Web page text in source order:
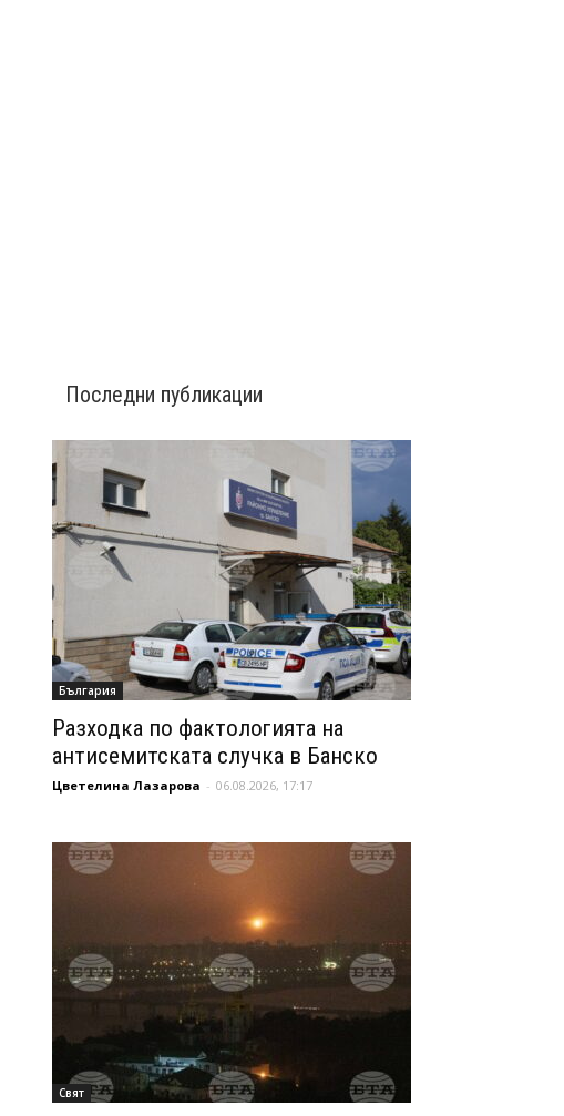
Последни публикации
България
Разходка по фактологията на
антисемитската случка в Банско
Цветелина Лазарова - 06.08.2026, 17:17
Свят